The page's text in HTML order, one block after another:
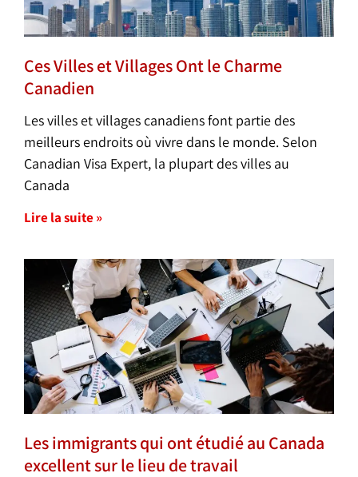
Ces Villes et Villages Ont le Charme
Canadien
Les villes et villages canadiens font partie des
meilleurs endroits où vivre dans le monde. Selon
Canadian Visa Expert, la plupart des villes au
Canada
Lire la suite »
Les immigrants qui ont étudié au Canada
excellent sur le lieu de travail